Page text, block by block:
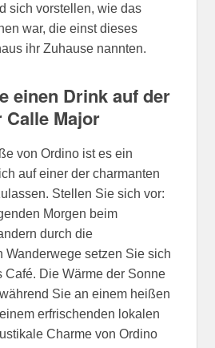
sich vorstellen, wie das
war, die einst dieses
ihr Zuhause nannten.
einen Drink auf der
Calle Major
von Ordino ist es ein
auf einer der charmanten
Stellen Sie sich vor:
Morgen beim
durch die
Wanderwege setzen Sie sich
Café. Die Wärme der Sonne
Sie an einem heißen
erfrischenden lokalen
Charme von Ordino